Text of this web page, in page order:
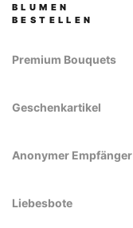
BLUMEN
BESTELLEN
Premium Bouquets
Geschenkartikel
Anonymer Empfänger
Liebesbote